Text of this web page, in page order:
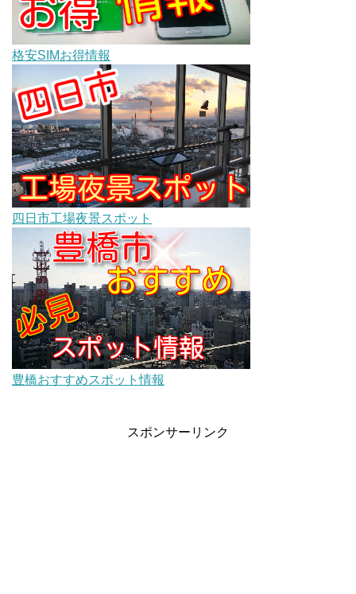
格安SIMお得情報
四日市工場夜景スポット
豊橋おすすめスポット情報
スポンサーリンク